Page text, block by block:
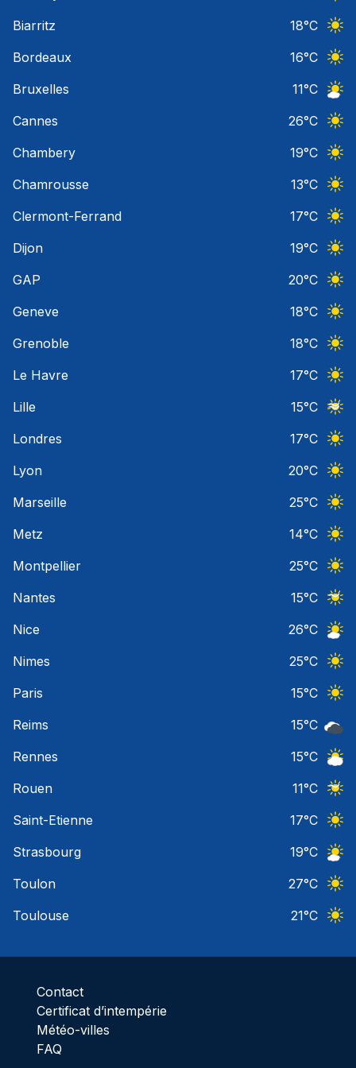
Biarritz
18°C
Bordeaux
16°C
Bruxelles
11°C
Cannes
26°C
Chambery
19°C
Chamrousse
13°C
Clermont-Ferrand
17°C
Dijon
19°C
GAP
20°C
Geneve
18°C
Grenoble
18°C
Le Havre
17°C
Lille
15°C
Londres
17°C
Lyon
20°C
Marseille
25°C
Metz
14°C
Montpellier
25°C
Nantes
15°C
Nice
26°C
Nimes
25°C
Paris
15°C
Reims
15°C
Rennes
15°C
Rouen
11°C
Saint-Etienne
17°C
Strasbourg
19°C
Toulon
27°C
Toulouse
21°C
Contact
Certificat d’intempérie
Météo-villes
FAQ